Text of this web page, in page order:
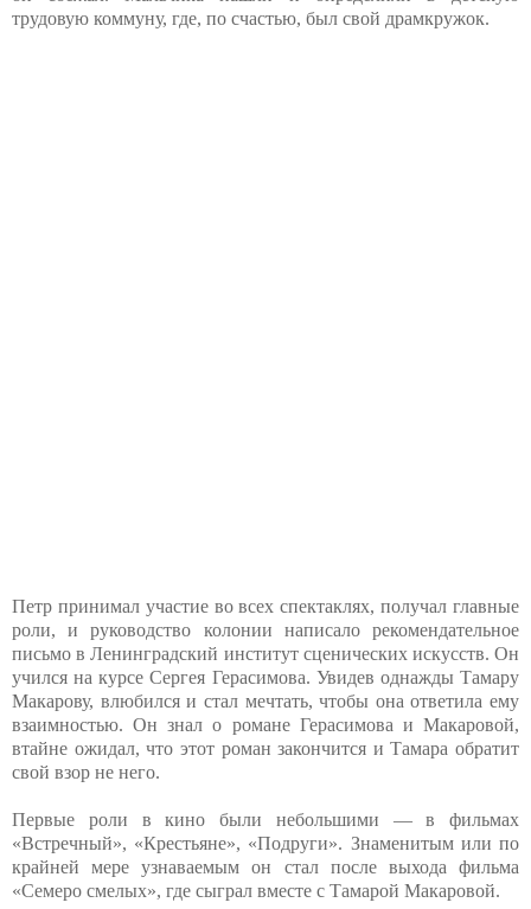
трудовую коммуну, где, по счастью, был свой драмкружок.
Петр принимал участие во всех спектаклях, получал главные
роли, и руководство колонии написало рекомендательное
письмо в Ленинградский институт сценических искусств. Он
учился на курсе Сергея Герасимова. Увидев однажды Тамару
Макарову, влюбился и стал мечтать, чтобы она ответила ему
взаимностью. Он знал о романе Герасимова и Макаровой,
втайне ожидал, что этот роман закончится и Тамара обратит
свой взор не него.
Первые роли в кино были небольшими — в фильмах
«Встречный», «Крестьяне», «Подруги». Знаменитым или по
крайней мере узнаваемым он стал после выхода фильма
«Семеро смелых», где сыграл вместе с Тамарой Макаровой.